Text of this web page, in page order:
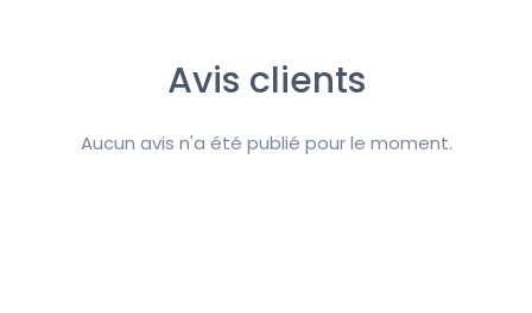
Avis clients
Aucun avis n'a été publié pour le moment.